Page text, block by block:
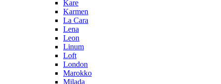
Kare
Karmen
La Cara
Lena
Leon
Linum
Loft
London
Marokko
Milada